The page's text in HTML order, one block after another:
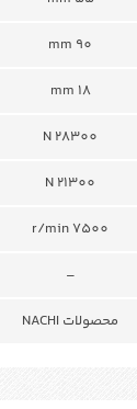
mm 90
18 mm
N 28300
N 21300
r/min 7500
–
محصولات NACHI